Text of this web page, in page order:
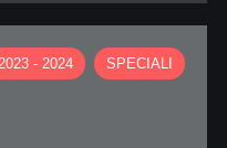
- 2024 SPECIALI